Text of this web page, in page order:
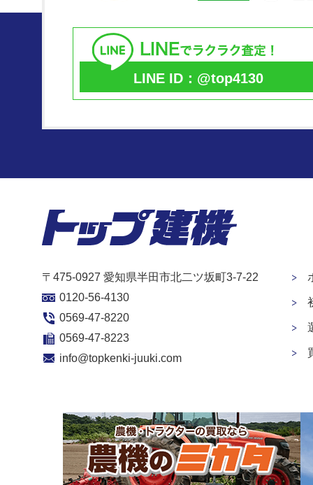
LINE ID：@top4130
〒475-0927 愛知県半田市北二ツ坂町3-7-22
0120-56-4130
0569-47-8220
0569-47-8223
info@topkenki-juuki.com